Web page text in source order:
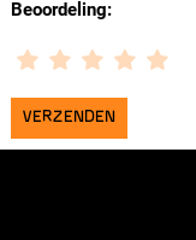
Beoordeling: